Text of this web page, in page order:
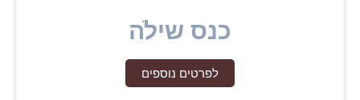
כנס שילֹה
לפרטים נוספים